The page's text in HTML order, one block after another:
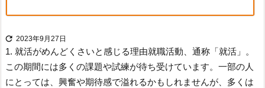
 2023年9月27日
1. 就活がめんどくさいと感じる理由就職活動、通称「就活」。
この期間には多くの課題や試練が待ち受けています。一部の人
にとっては、興奮や期待感で溢れるかもしれませんが、多くは